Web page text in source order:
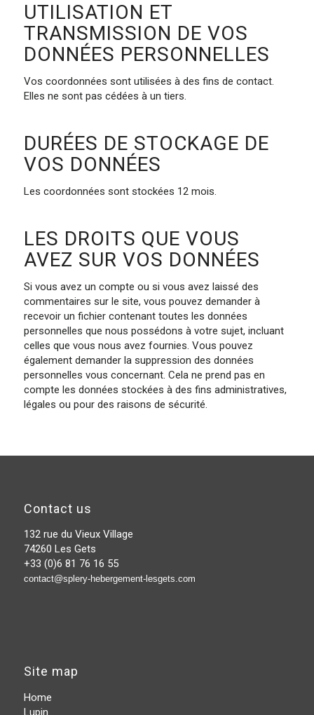
UTILISATION ET
TRANSMISSION DE VOS
DONNÉES PERSONNELLES
Vos coordonnées sont utilisées à des fins de contact.
Elles ne sont pas cédées à un tiers.
DURÉES DE STOCKAGE DE
VOS DONNÉES
Les coordonnées sont stockées 12 mois.
LES DROITS QUE VOUS
AVEZ SUR VOS DONNÉES
Si vous avez un compte ou si vous avez laissé des
commentaires sur le site, vous pouvez demander à
recevoir un fichier contenant toutes les données
personnelles que nous possédons à votre sujet, incluant
celles que vous nous avez fournies. Vous pouvez
également demander la suppression des données
personnelles vous concernant. Cela ne prend pas en
compte les données stockées à des fins administratives,
légales ou pour des raisons de sécurité.
Contact us
132 rue du Vieux Village
74260 Les Gets
+33 (0)6 81 76 16 55
contact@splery-hebergement-lesgets.com
Site map
Home
Lupin